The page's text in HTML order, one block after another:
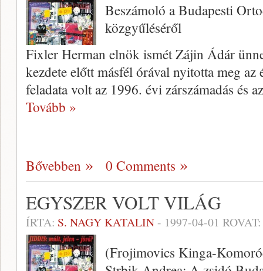
Beszámoló a Budapesti
közgyűléséről
Fixler Herman elnök ismét Zájin Ádár
kezdete előtt más­fél órával nyitotta meg az
feladata volt az 1996. évi zárszámadás és
Tovább »
Bővebben 0 Comments
EGYSZER VOLT VILÁG
ÍRTA: S. NAGY KATALIN- 1997-04-01 ROVAT:
(Frojimovics Kinga-